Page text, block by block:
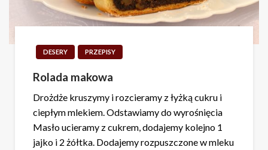
DESERY PRZEPISY
Rolada makowa
Drożdże kruszymy i rozcieramy z łyżką cukru i
ciepłym mlekiem. Odstawiamy do wyrośnięcia
Masło ucieramy z cukrem, dodajemy kolejno 1
jajko i 2 żółtka. Dodajemy rozpuszczone w mleku